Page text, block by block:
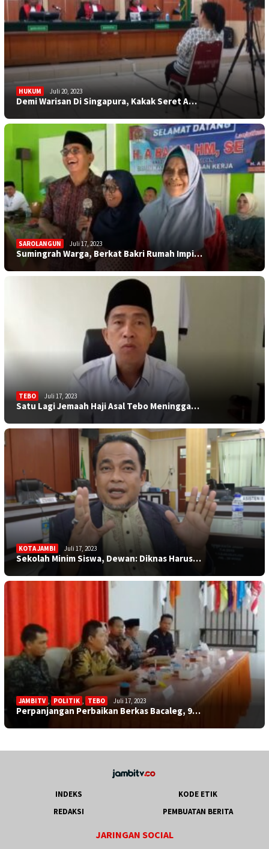
HUKUM Juli 20, 2023
Demi Warisan Di Singapura, Kakak Seret A…
SAROLANGUN Juli 17, 2023
Sumingrah Warga, Berkat Bakri Rumah Impi…
TEBO Juli 17, 2023
Satu Lagi Jemaah Haji Asal Tebo Meningga…
KOTA JAMBI Juli 17, 2023
Sekolah Minim Siswa, Dewan: Diknas Harus…
JAMBITV , POLITIK , TEBO Juli 17, 2023
Perpanjangan Perbaikan Berkas Bacaleg, 9…
INDEKS
KODE ETIK
REDAKSI
PEMBUATAN BERITA
JARINGAN SOCIAL